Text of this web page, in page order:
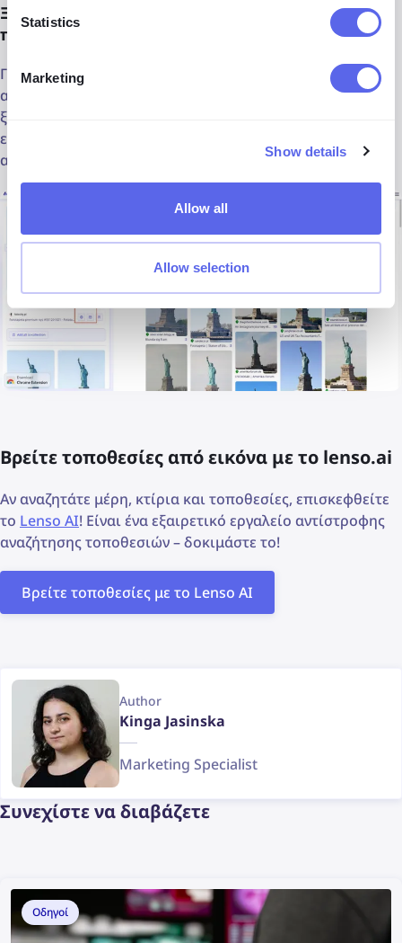
Statistics
Marketing
Show details
Allow all
Allow selection
Ξεκλειδώστε τα αποτελέσματα που σας αρέσουν
περισσότερο
Για να ξεκλειδώσετε ένα αποτέλεσμα, κάντε κλικ στο
αποτέλεσμα και έπειτα στο θολωμένο πεδίο. Μόλις
ξεκλειδωθεί, κάντε κλικ στο εικονίδιο της εικόνας ή στο
εικονίδιο του ιστού για να δείτε την εικόνα σε πλήρη
ανάλυση ή να ανοίξετε την πηγή.
Βρείτε τοποθεσίες από εικόνα με το lenso.ai
Αν αναζητάτε μέρη, κτίρια και τοποθεσίες, επισκεφθείτε
το Lenso AI! Είναι ένα εξαιρετικό εργαλείο αντίστροφης
αναζήτησης τοποθεσιών – δοκιμάστε το!
Βρείτε τοποθεσίες με το Lenso AI
Author
Kinga Jasinska
Marketing Specialist
Συνεχίστε να διαβάζετε
Οδηγοί